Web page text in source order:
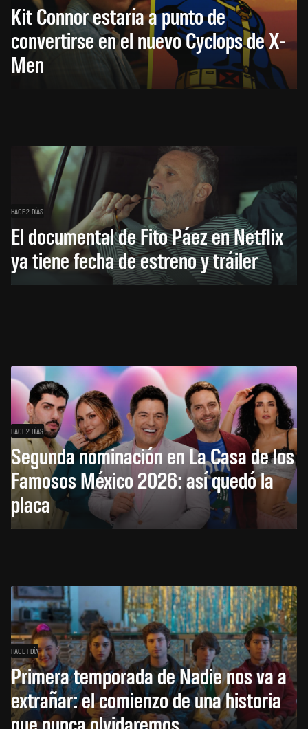
Kit Connor estaría a punto de
convertirse en el nuevo Cyclops de X-
Men
HACE 2 DÍAS
El documental de Fito Páez en Netflix
ya tiene fecha de estreno y tráiler
HACE 2 DÍAS
Segunda nominación en La Casa de los
Famosos México 2026: así quedó la
placa
HACE 1 DÍA
Primera temporada de Nadie nos va a
extrañar: el comienzo de una historia
que nunca olvidaremos